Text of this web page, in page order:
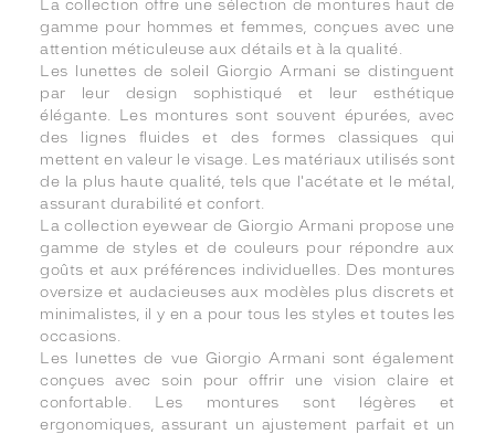
La collection offre une sélection de montures haut de
gamme pour hommes et femmes, conçues avec une
attention méticuleuse aux détails et à la qualité.
Les lunettes de soleil Giorgio Armani se distinguent
par leur design sophistiqué et leur esthétique
élégante. Les montures sont souvent épurées, avec
des lignes fluides et des formes classiques qui
mettent en valeur le visage. Les matériaux utilisés sont
de la plus haute qualité, tels que l'acétate et le métal,
assurant durabilité et confort.
La collection eyewear de Giorgio Armani propose une
gamme de styles et de couleurs pour répondre aux
goûts et aux préférences individuelles. Des montures
oversize et audacieuses aux modèles plus discrets et
minimalistes, il y en a pour tous les styles et toutes les
occasions.
Les lunettes de vue Giorgio Armani sont également
conçues avec soin pour offrir une vision claire et
confortable. Les montures sont légères et
ergonomiques, assurant un ajustement parfait et un